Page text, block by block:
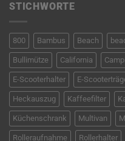
STICHWORTE
800 Bambus Beach
Bullimütze California
E-Scooterhalter E-
Heckauszug Kaffeefilter
Küchenschrank Multivan
Rolleraufnahme Rollerhalter